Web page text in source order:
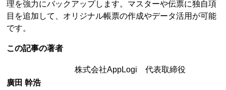
理を強力にバックアップします。マスターや伝票に独自項
目を追加して、オリジナル帳票の作成やデータ活用が可能
です。
この記事の著者
株式会社AppLogi 代表取締役
廣田 幹浩